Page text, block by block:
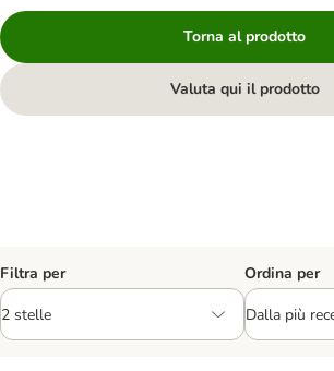
Torna al prodotto
Valuta qui il prodotto
Filtra per Ordina per